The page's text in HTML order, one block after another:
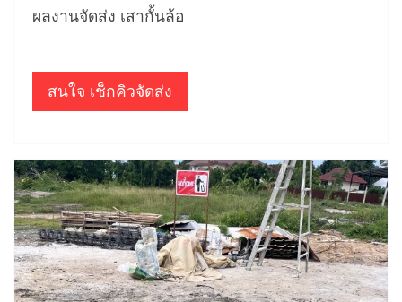
ผลงานจัดส่ง เสากั้นล้อ
สนใจ เช็กคิวจัดส่ง